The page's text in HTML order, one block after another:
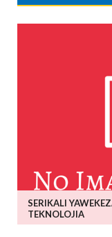
SERIKALI
TEKNOLOJIA